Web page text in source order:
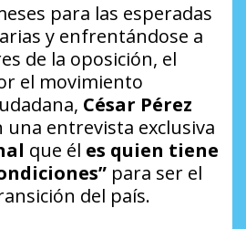
para las esperadas
y enfrentándose a
de la oposición, el
el movimiento
César Pérez
una entrevista exclusiva
que él es quien tiene
para ser el
del país.